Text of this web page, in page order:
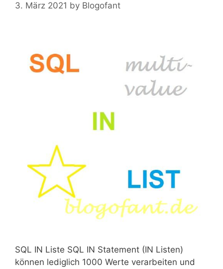
3. März 2021 by Blogofant
SQL IN Liste SQL IN Statement (IN Listen)
können lediglich 1000 Werte verarbeiten und